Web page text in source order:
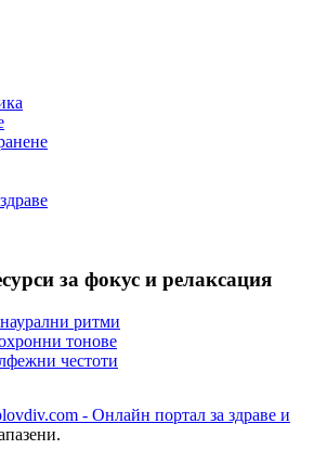
за фокус и релаксация
ритми
тонове
честоти
- Онлайн портал за здраве и